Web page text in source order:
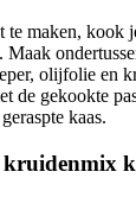
te maken, kook
olijfolie en
de gekookte
kaas.